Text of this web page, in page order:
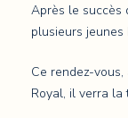
Après le succès
plusieurs jeunes
Ce rendez-
Royal, il verra la